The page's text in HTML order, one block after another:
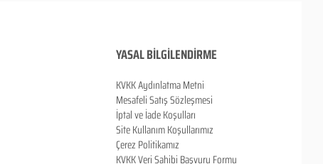
YASAL BİLGİLENDİRME
KVKK Aydınlatma Metni
Mesafeli Satış Sözleşmesi
İptal ve İade Koşulları
Site Kullanım Koşullarımız
Çerez Politikamız
KVKK Veri Sahibi Başvuru Formu